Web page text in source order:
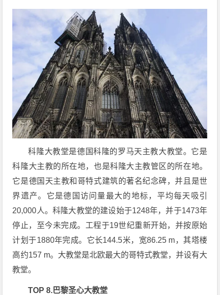
科隆大教堂是德国科隆的罗马天主教大教堂。它是
科隆大主教的所在地，也是科隆大主教管区的所在地。
它是德国天主教和哥特式建筑的著名纪念碑，并且是世
界遗产。它是德国访问量最大的地标，平均每天吸引
20,000人。科隆大教堂的建设始于1248年，并于1473年
停止，至今未完成。工程于19世纪重新开始，并按原始
计划于1880年完成。它长144.5米，宽86.25 m，其塔楼
高约157 m。大教堂是北欧最大的哥特式教堂，并设有大
教堂。
TOP 8.巴黎圣心大教堂